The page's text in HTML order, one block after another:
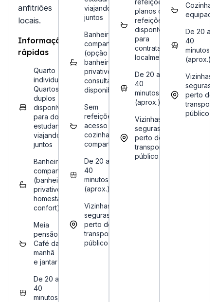
anfitriões
locais.
Informações
rápidas
Quarto
individual.
Quartos
duplos
disponíveis
para dois
estudantes
viajando
juntos
Banheiro
compartilhado
(banheiro
privativo na
homestay
confort)
Meia
pensão:
Café da
manhã
e jantar
De 20 a
40
minutos
viajando
juntos
Banheiro
compartilhado
(opção de
banheiro
privativo a
consultar
disponibilidade)
Sem
refeições:
acesso a
cozinha
compartilhada
De 20 a
40
minutos
(aprox.)
Vizinhas
seguras,
perto de
transporte
público
refeições,
planos de
refeições
disponíveis
para
contratar
localmente
De 20 a
40
minutos
(aprox.)
Vizinhas
seguras,
perto de
transporte
público
Cozinha
equipada
De 20 a
40
minutos
(aprox.)
Vizinhas
seguras,
perto de
transporte
público